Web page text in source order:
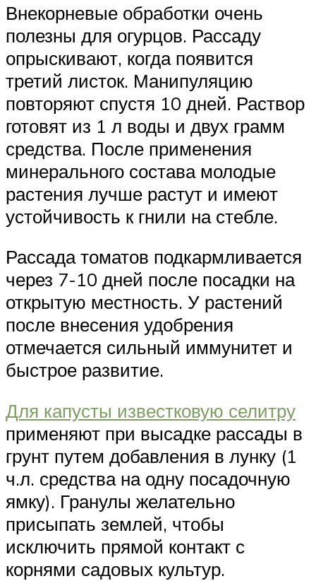
Внекорневые обработки очень
полезны для огурцов. Рассаду
опрыскивают, когда появится
третий листок. Манипуляцию
повторяют спустя 10 дней. Раствор
готовят из 1 л воды и двух грамм
средства. После применения
минерального состава молодые
растения лучше растут и имеют
устойчивость к гнили на стебле.
Рассада томатов подкармливается
через 7-10 дней после посадки на
открытую местность. У растений
после внесения удобрения
отмечается сильный иммунитет и
быстрое развитие.
Для капусты известковую селитру
применяют при высадке рассады в
грунт путем добавления в лунку (1
ч.л. средства на одну посадочную
ямку). Гранулы желательно
присыпать землей, чтобы
исключить прямой контакт с
корнями садовых культур.